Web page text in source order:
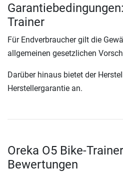
Trainer
Für Endverbraucher gilt die
allgemeinen gesetzlichen
Darüber hinaus bietet der
Herstellergarantie an.
Oreka O5 Bike-
Bewertungen